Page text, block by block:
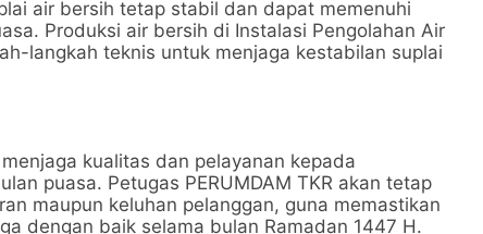
air bersih tetap stabil dan dapat memenuhi
Produksi air bersih di Instalasi Pengolahan Air
langkah teknis untuk menjaga kestabilan suplai
kualitas dan pelayanan kepada
puasa. Petugas PERUMDAM TKR akan tetap
maupun keluhan pelanggan, guna memastikan
dengan baik selama bulan Ramadan 1447 H.